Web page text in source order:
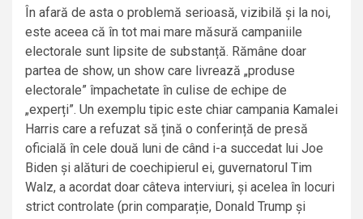
În afară de asta o problemă serioasă, vizibilă și la noi,
este aceea că în tot mai mare măsură campaniile
electorale sunt lipsite de substanță. Rămâne doar
partea de show, un show care livrează „produse
electorale” împachetate în culise de echipe de
„experți”. Un exemplu tipic este chiar campania Kamalei
Harris care a refuzat să țină o conferință de presă
oficială în cele două luni de când i-a succedat lui Joe
Biden și alături de coechipierul ei, guvernatorul Tim
Walz, a acordat doar câteva interviuri, și acelea în locuri
strict controlate (prin comparație, Donald Trump și